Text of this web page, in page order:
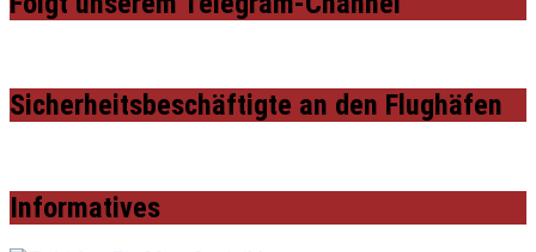
Sicherheitsbeschäftigte an den Flughäfen
Informatives